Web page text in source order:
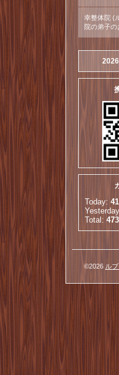
幸整体院 (
院の弟子の
Today:
Total:
©2026 ル